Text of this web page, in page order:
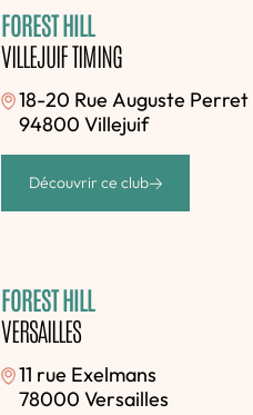
FOREST HILL
VILLEJUIF TIMING
18-20 Rue Auguste Perret
94800 Villejuif
Découvrir ce club
FOREST HILL
VERSAILLES
11 rue Exelmans
78000 Versailles